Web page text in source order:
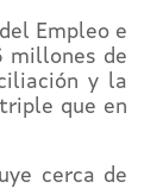
Empleo e
millones de
y la
que en
cerca de